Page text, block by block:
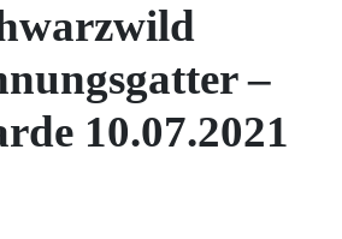
–
10.07.2021